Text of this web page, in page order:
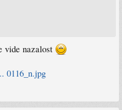
vide nazalost
0116_n.jpg